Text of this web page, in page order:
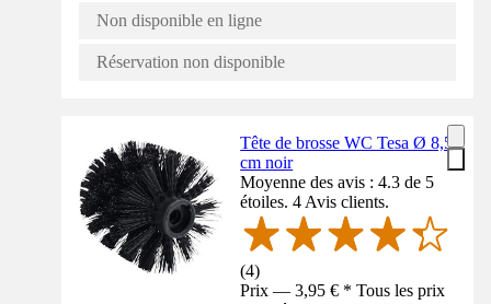
Non disponible en ligne
Réservation non disponible
Tête de brosse WC Tesa Ø 8,5
cm noir
Moyenne des avis : 4.3 de 5
étoiles. 4 Avis clients.
(4)
Prix — 3,95 € * Tous les prix